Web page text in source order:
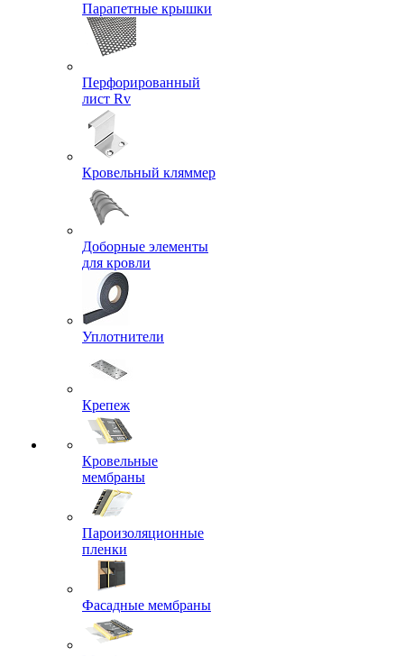
Парапетные крышки
Перфорированный
лист Rv
Кровельный кляммер
Доборные элементы
для кровли
Уплотнители
Крепеж
Кровельные
мембраны
Пароизоляционные
пленки
Фасадные мембраны